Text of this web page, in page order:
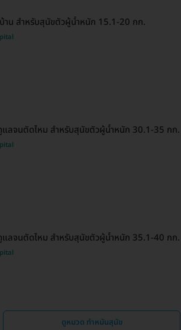
าน สำหรับสุนัขตัวผู้น้ำหนัก 15.1-20 กก.
แลจนตัดไหม สำหรับสุนัขตัวผู้น้ำหนัก 30.1-35 กก.
แลจนตัดไหม สำหรับสุนัขตัวผู้น้ำหนัก 35.1-40 กก.
ดูหมวด ทำหมันสุนัข